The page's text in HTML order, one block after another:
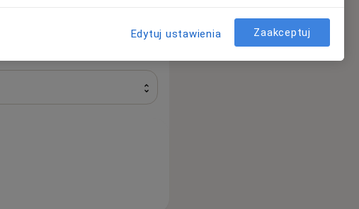
Edytuj ustawienia Zaakceptuj